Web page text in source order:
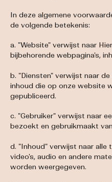
In deze algemene
de volgende betekenis:
a. "Website" verwijst naar
bijbehorende webpagina's,
b. "Diensten" verwijst naar
inhoud die op onze website
gepubliceerd.
c. "Gebruiker" verwijst naar
bezoekt en gebruikmaakt
d. "Inhoud" verwijst naar alle
video's, audio en andere
worden weergegeven.